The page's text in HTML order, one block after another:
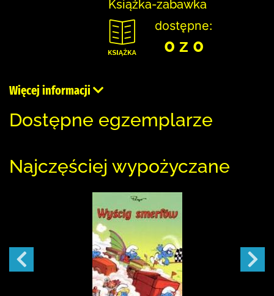
Książka-zabawka
dostępne:
0 z 0
Więcej informacji
Dostępne egzemplarze
Najczęściej wypożyczane